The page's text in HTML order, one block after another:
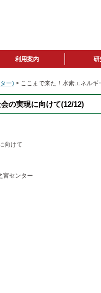
利用案内 研
ー) > ここまで来た！水素エネル
の実現に向けて(12/12)
向けて
センター